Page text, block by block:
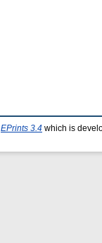
EPrints 3.4 which is